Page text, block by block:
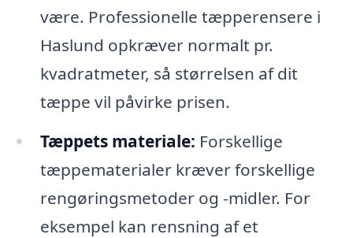
være. Professionelle tæpperensere i
Haslund opkræver normalt pr.
kvadratmeter, så størrelsen af dit
tæppe vil påvirke prisen.
Tæppets materiale: Forskellige
tæppematerialer kræver forskellige
rengøringsmetoder og -midler. For
eksempel kan rensning af et